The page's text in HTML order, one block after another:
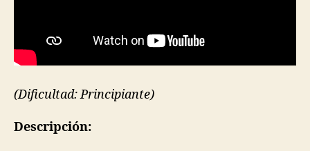
(Dificultad: Principiante)
Descripción: